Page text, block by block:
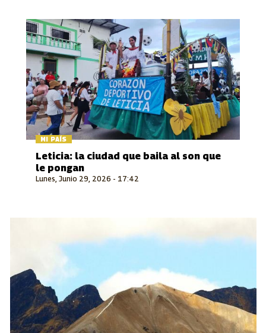
MI PAÍS
Lunes, Junio 29, 2026 - 17:42
Leticia: la ciudad que baila al son que
le pongan